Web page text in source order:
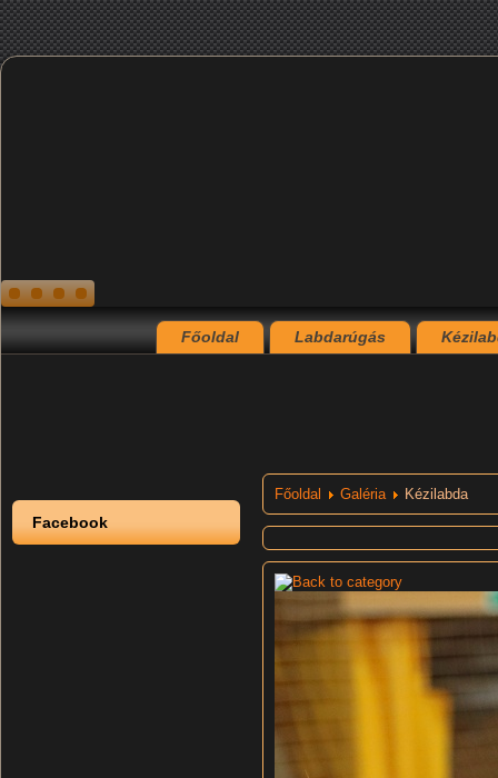
Főoldal Labdarúgás
Facebook
Főoldal Galéria Kézilabda